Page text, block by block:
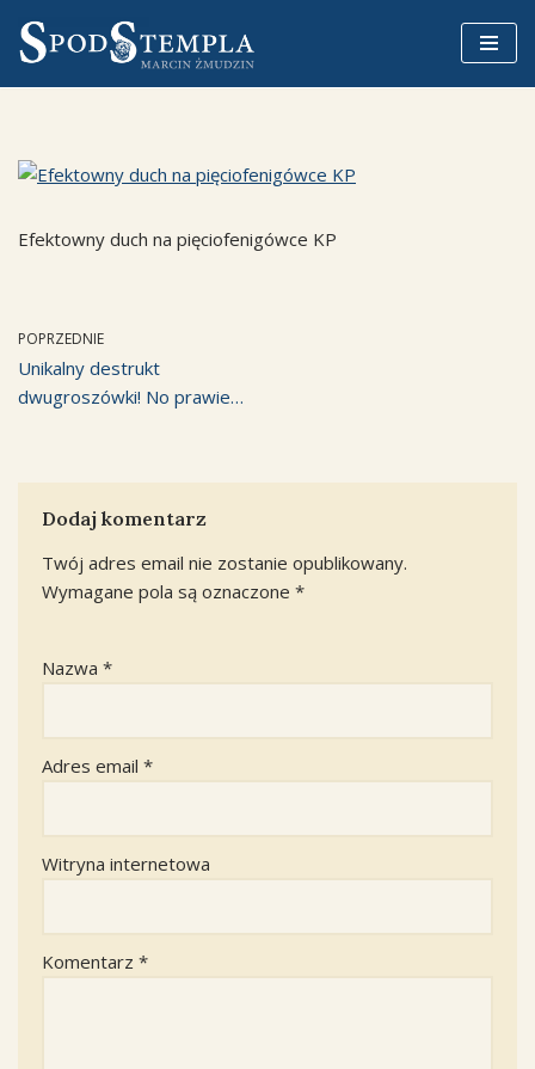
Przejdź
do
Efektowny duch na pięciofenigówce KP
POPRZEDNIE
Unikalny destrukt
dwugroszówki! No prawie…
Dodaj komentarz
Twój adres email nie zostanie opublikowany.
Wymagane pola są oznaczone *
Nazwa *
Adres email *
Witryna internetowa
Komentarz *